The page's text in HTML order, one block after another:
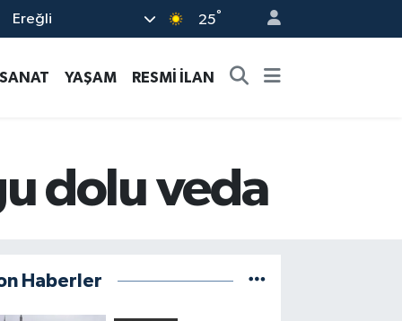
Ereğli 25°
YAŞAM RESMİ İLAN
dolu veda
Haberler